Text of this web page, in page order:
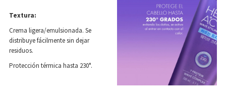
Textura:
Crema ligera/emulsionada. Se
distribuye fácilmente sin dejar
residuos.
Protección térmica hasta 230°.